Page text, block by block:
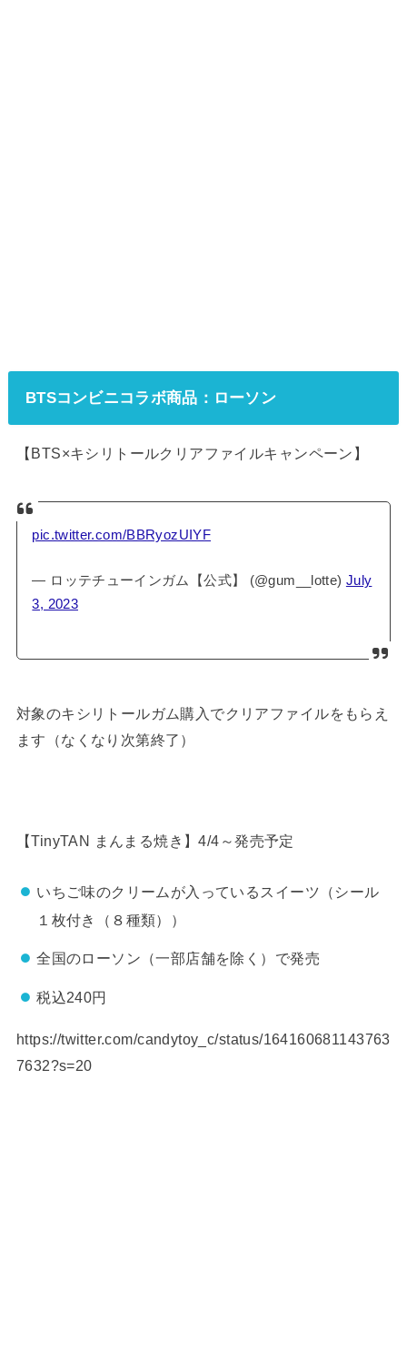
BTSコンビニコラボ商品：ローソン
【BTS×キシリトールクリアファイルキャンペーン】
pic.twitter.com/BBRyozUIYF
— ロッテチューインガム【公式】 (@gum__lotte) July
3, 2023
対象のキシリトールガム購入でクリアファイルをもらえ
ます（なくなり次第終了）
【TinyTAN まんまる焼き】4/4～発売予定
いちご味のクリームが入っているスイーツ（シール
１枚付き（８種類））
全国のローソン（一部店舗を除く）で発売
税込240円
https://twitter.com/candytoy_c/status/164160681143763
7632?s=20